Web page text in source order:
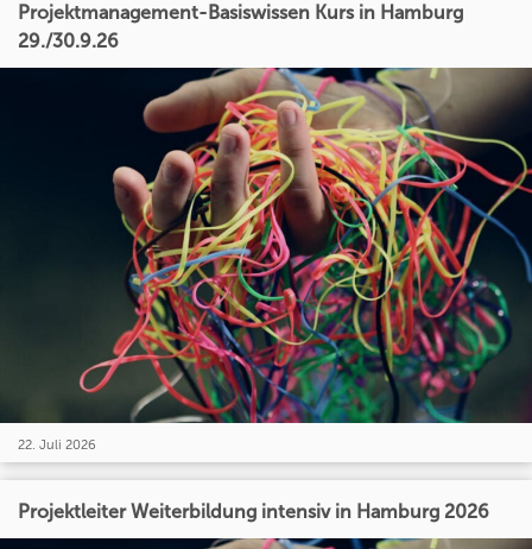
Projektmanagement-Basiswissen Kurs in Hamburg
29./30.9.26
22. Juli 2026
Projektleiter Weiterbildung intensiv in Hamburg 2026